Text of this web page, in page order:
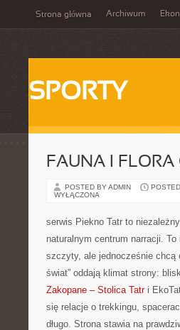
Strona główna Archiwum
SPORTY
FAUNA I FLORA
POSTED BY ADMIN
WYŁĄCZONA
serwis Piekno Tatr to
naturalnym centrum narracji.
szczyty, ale jednocześnie chcą
świat” oddają klimat strony:
Zakopane – Stolica Tatri
się relacje o trekkingu,
długo. Strona stawia na